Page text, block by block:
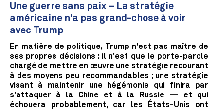
Une guerre sans paix – La stratégie
américaine n'a pas grand-chose à voir
avec Trump
En matière de politique, Trump n'est pas maître de
ses propres décisions : il n'est que le porte-parole
chargé de mettre en œuvre une stratégie recourant
à des moyens peu recommandables ; une stratégie
visant à maintenir une hégémonie qui finira par
s'attaquer à la Chine et à la Russie — et qui
échouera probablement, car les États-Unis ont